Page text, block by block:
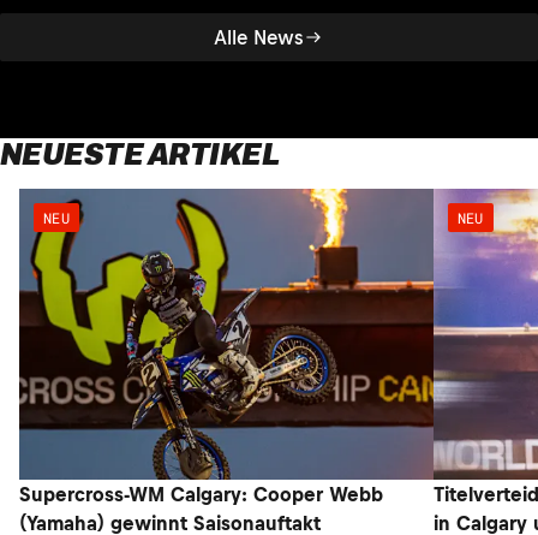
Alle News
NEUESTE ARTIKEL
NEU
Supercross-WM Calgary: Cooper Webb
(Yamaha) gewinnt Saisonauftakt
NEU
in Calgary